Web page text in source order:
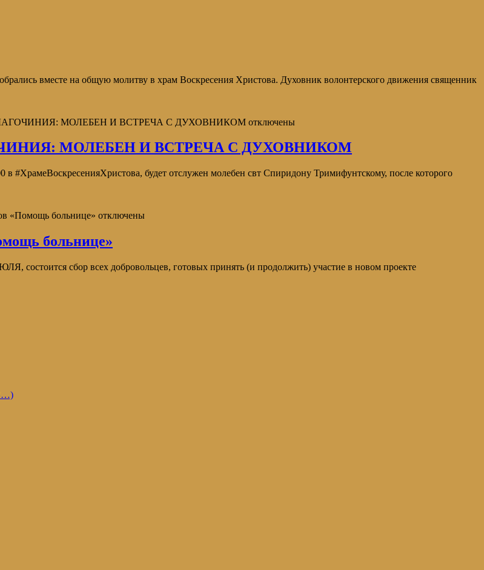
вместе на общую молитву в храм Воскресения Христова. Духовник волонтерского движения священник
МОЛЕБЕН И ВСТРЕЧА С ДУХОВНИКОМ отключены
МОЛЕБЕН И ВСТРЕЧА С ДУХОВНИКОМ
будет отслужен молебен свт Спиридону Тримифунтскому, после которого
«Помощь больнице» отключены
больнице»
сбор всех добровольцев, готовых принять (и продолжить) участие в новом проекте